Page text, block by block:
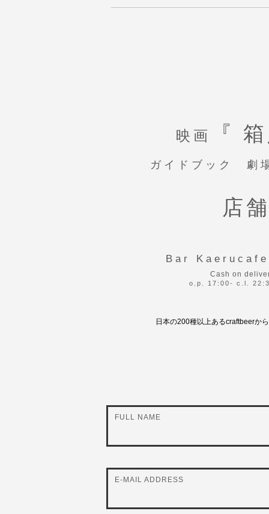
映画 『
ガイドブック 劇
店
Bar
Cash on
o.p. 17:00- c.l.
日本の200種以上あるcraftbeerか
FULL NAME
E-MAIL ADDRESS